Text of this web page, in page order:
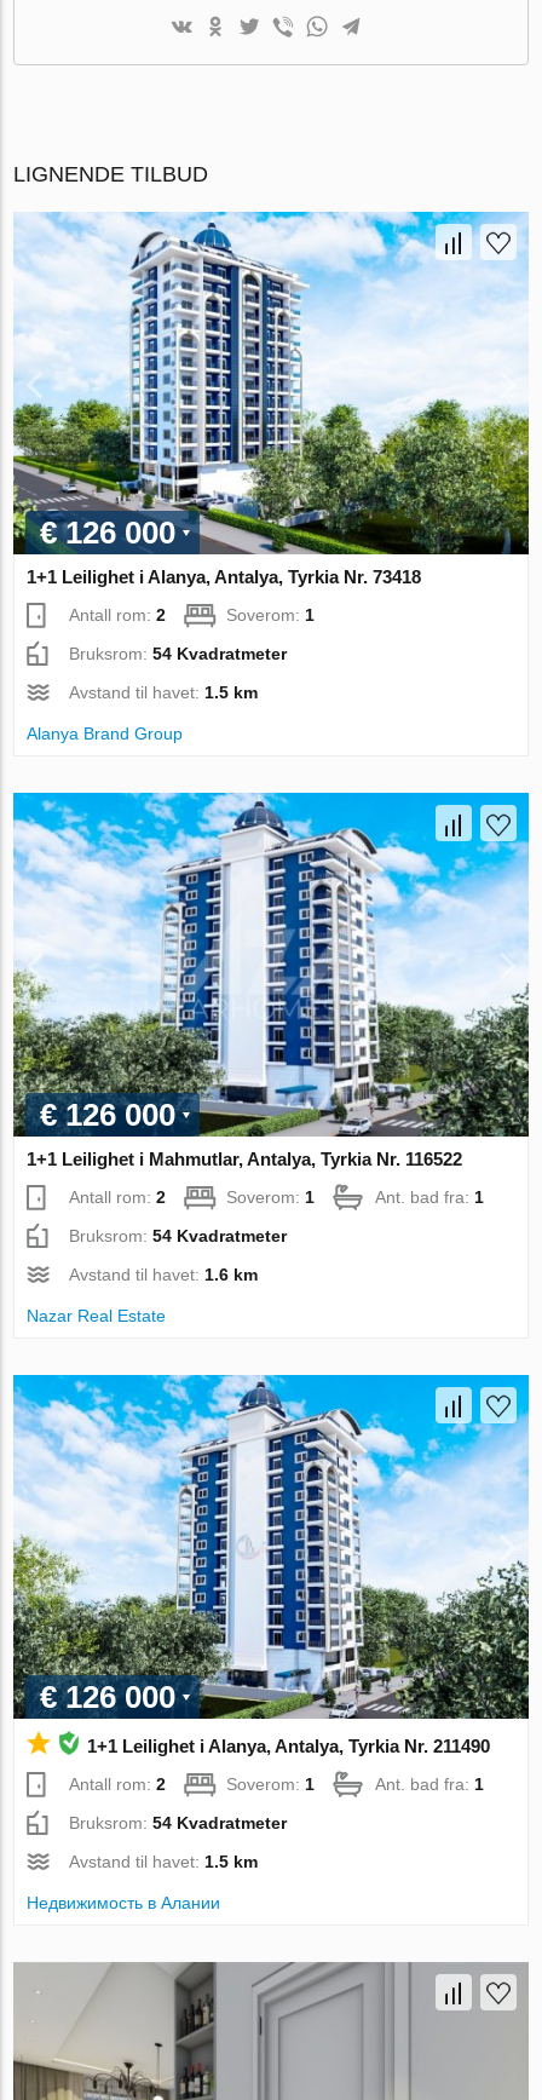
LIGNENDE TILBUD
€ 126 000
1+1 Leilighet i Alanya, Antalya, Tyrkia Nr. 73418
Antall rom:2 Soverom:1
Bruksrom:54 Kvadratmeter
Avstand til havet:1.5 km
Alanya Brand Group
€ 126 000
1+1 Leilighet i Mahmutlar, Antalya, Tyrkia Nr. 116522
Antall rom:2 Soverom: 1 Ant. bad fra: 1
Bruksrom:54 Kvadratmeter
Avstand til havet: 1.6 km
Nazar Real Estate
€ 126 000
1+1 Leilighet i Alanya, Antalya, Tyrkia Nr. 211490
Antall rom:2 Soverom: 1 Ant. bad fra: 1
Bruksrom:54 Kvadratmeter
Avstand til havet: 1.5 km
Недвижимость в Алании